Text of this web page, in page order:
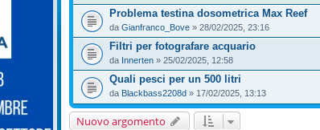
Problema testina dosometrica Max Reef
da Gianfranco_Bove » 28/02/2025, 23:16
Filtri per fotografare acquario
da Innerten » 25/02/2025, 12:58
Quali pesci per un 500 litri
da Blackbass2208d » 17/02/2025, 13:13
Nuovo argomento